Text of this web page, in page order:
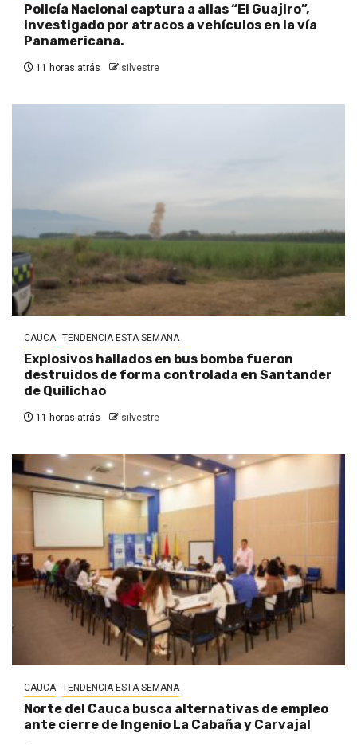
Policía Nacional captura a alias “El Guajiro”,
investigado por atracos a vehículos en la vía
Panamericana.
11 horas atrás silvestre
CAUCA TENDENCIA ESTA SEMANA
Explosivos hallados en bus bomba fueron
destruidos de forma controlada en Santander
de Quilichao
11 horas atrás silvestre
CAUCA TENDENCIA ESTA SEMANA
Norte del Cauca busca alternativas de empleo
ante cierre de Ingenio La Cabaña y Carvajal